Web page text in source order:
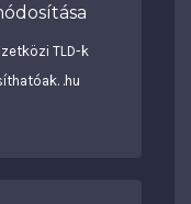
TLD-k
.hu